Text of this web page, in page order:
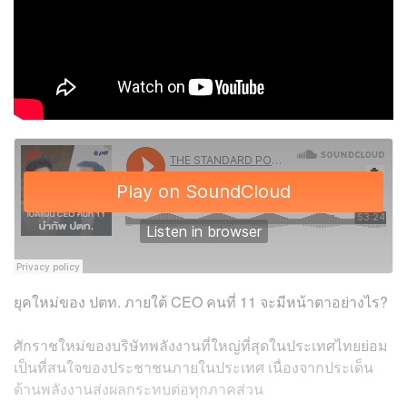
ยุคใหม่ของ ปตท. ภายใต้ CEO คนที่ 11 จะมีหน้าตาอย่างไร?
ศักราชใหม่ของบริษัทพลังงานที่ใหญ่ที่สุดในประเทศไทยย่อม
เป็นที่สนใจของประชาชนภายในประเทศ เนื่องจากประเด็น
ด้านพลังงานส่งผลกระทบต่อทุกภาคส่วน